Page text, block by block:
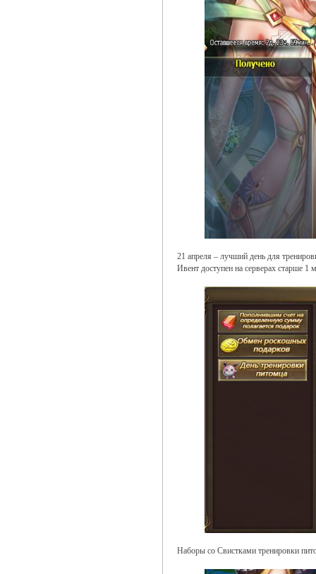
21 апреля – лучший день для
Ивент доступен на серверах старше 1
Наборы со Свистками тренировки